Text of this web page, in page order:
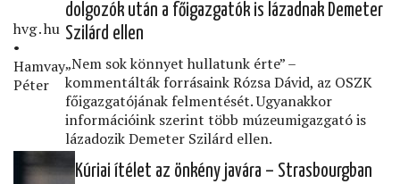
hvg․hu
•
Hamvay
Péter
dolgozók után a főigazgatók is lázadnak Demeter
Szilárd ellen
„Nem sok könnyet hullatunk érte” –
kommentálták forrásaink Rózsa Dávid, az OSZK
főigazgatójának felmentését. Ugyanakkor
információink szerint több múzeumigazgató is
lázadozik Demeter Szilárd ellen.
Kúriai ítélet az önkény javára – Strasbourgban